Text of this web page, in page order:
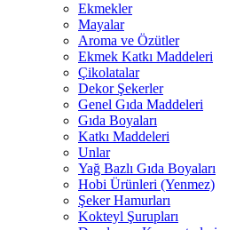
Ekmekler
Mayalar
Aroma ve Özütler
Ekmek Katkı Maddeleri
Çikolatalar
Dekor Şekerler
Genel Gıda Maddeleri
Gıda Boyaları
Katkı Maddeleri
Unlar
Yağ Bazlı Gıda Boyaları
Hobi Ürünleri (Yenmez)
Şeker Hamurları
Kokteyl Şurupları